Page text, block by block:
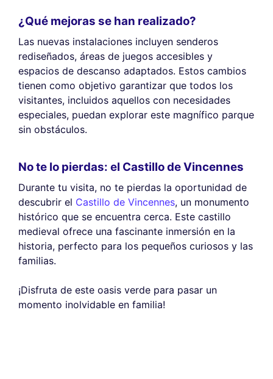
¿Qué mejoras se han realizado?
Las nuevas instalaciones incluyen senderos
rediseñados, áreas de juegos accesibles y
espacios de descanso adaptados. Estos cambios
tienen como objetivo garantizar que todos los
visitantes, incluidos aquellos con necesidades
especiales, puedan explorar este magnífico parque
sin obstáculos.
No te lo pierdas: el Castillo de Vincennes
Durante tu visita, no te pierdas la oportunidad de
descubrir el Castillo de Vincennes, un monumento
histórico que se encuentra cerca. Este castillo
medieval ofrece una fascinante inmersión en la
historia, perfecto para los pequeños curiosos y las
familias.
¡Disfruta de este oasis verde para pasar un
momento inolvidable en familia!